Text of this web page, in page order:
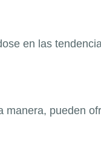
en las
manera, pueden